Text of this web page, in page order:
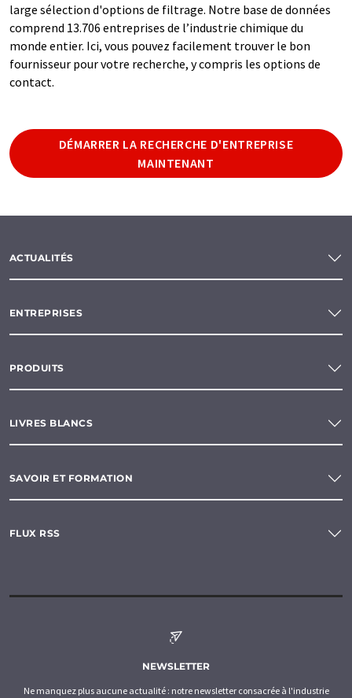
large sélection d'options de filtrage. Notre base de données
comprend 13.706 entreprises de l’industrie chimique du
monde entier. Ici, vous pouvez facilement trouver le bon
fournisseur pour votre recherche, y compris les options de
contact.
DÉMARRER LA RECHERCHE D'ENTREPRISE
MAINTENANT
ACTUALITÉS
ENTREPRISES
PRODUITS
LIVRES BLANCS
SAVOIR ET FORMATION
FLUX RSS
NEWSLETTER
Ne manquez plus aucune actualité : notre newsletter consacrée à l'industrie